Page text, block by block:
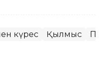
күрес Қылмыс